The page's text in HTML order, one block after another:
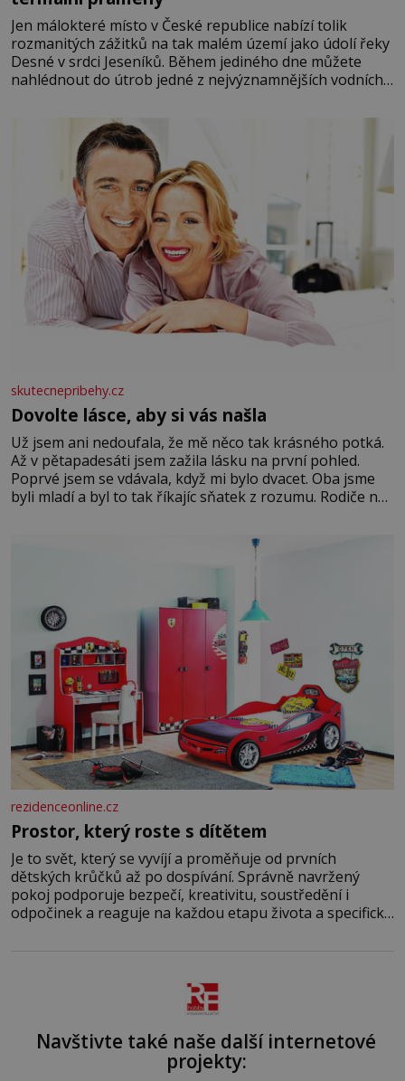
Jen málokteré místo v České republice nabízí tolik
rozmanitých zážitků na tak malém území jako údolí řeky
Desné v srdci Jeseníků. Během jediného dne můžete
nahlédnout do útrob jedné z nejvýznamnějších vodních
se na koloběžce a den zakončit poznáváním památek ve
Velkých Losinách nebo v termálním
skutecnepribehy.cz
Dovolte lásce, aby si vás našla
Už jsem ani nedoufala, že mě něco tak krásného potká.
Až v pětapadesáti jsem zažila lásku na první pohled.
Poprvé jsem se vdávala, když mi bylo dvacet. Oba jsme
byli mladí a byl to tak říkajíc sňatek z rozumu. Rodiče nás
rezidenceonline.cz
Prostor, který roste s dítětem
Je to svět, který se vyvíjí a proměňuje od prvních
dětských krůčků až po dospívání. Správně navržený
pokoj podporuje bezpečí, kreativitu, soustředění i
odpočinek a reaguje na každou etapu života a specifické
Navštivte také naše další internetové
projekty: